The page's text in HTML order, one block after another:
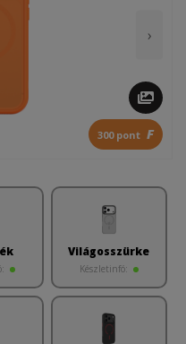
›
300 pont F
Világosszürke
Készletinfó: